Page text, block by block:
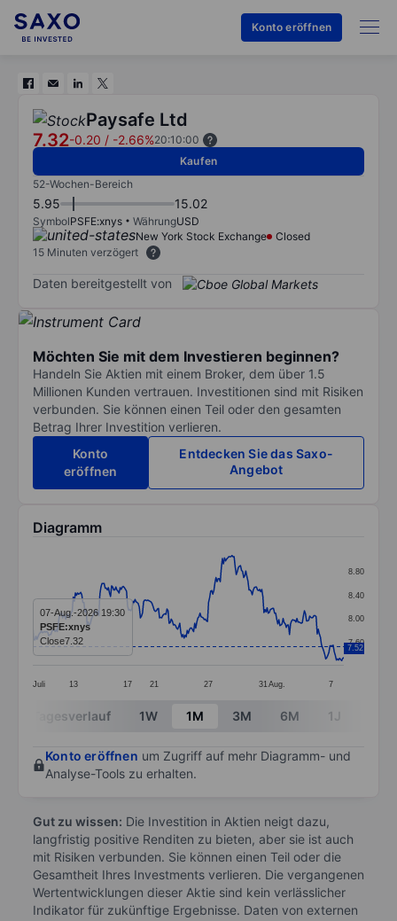
Konto eröffnen
Paysafe Ltd
7.32-0.20 / -2.66%20:10:00
Kaufen
52-Wochen-Bereich
5.95 15.02
SymbolPSFE:xnys WährungUSD
New York Stock Exchange
Closed
15 Minuten verzögert
Daten bereitgestellt von
Möchten Sie mit dem Investieren beginnen?
Handeln Sie Aktien mit einem Broker, dem über 1.5
Millionen Kunden vertrauen. Investitionen sind mit Risiken
verbunden. Sie können einen Teil oder den gesamten
Betrag Ihrer Investition verlieren.
Konto
eröffnen
Entdecken Sie das Saxo-
Angebot
Diagramm
Line chart with 293 data points.
The chart has 1 X axis displaying categories.
The chart has 1 Y axis displaying values. Data
Juli 13 17 21 27 31 Aug. 7
7.60
8.00
8.40
8.80
7.52
07-Aug.-2026 19:30
PSFE:xnys
Close7.32
End of interactive chart.
Tagesverlauf 1W 1M 3M 6M 1J
Konto eröffnen um Zugriff auf mehr Diagramm- und
Analyse-Tools zu erhalten.
Gut zu wissen: Die Investition in Aktien neigt dazu,
langfristig positive Renditen zu bieten, aber sie ist auch
mit Risiken verbunden. Sie können einen Teil oder die
Gesamtheit Ihres Investments verlieren. Die vergangenen
Wertentwicklungen dieser Aktie sind kein verlässlicher
Indikator für zukünftige Ergebnisse. Daten von externen